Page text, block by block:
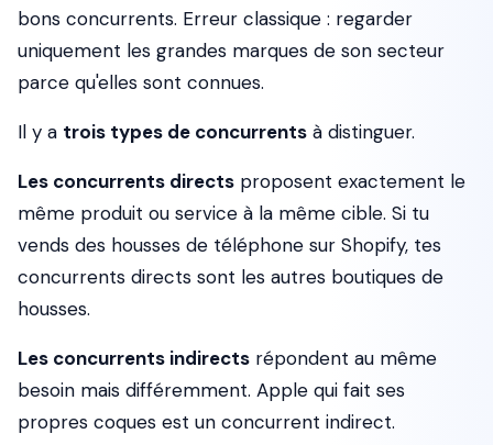
bons concurrents. Erreur classique : regarder
uniquement les grandes marques de son secteur
parce qu'elles sont connues.
Il y a trois types de concurrents à distinguer.
Les concurrents directs proposent exactement le
même produit ou service à la même cible. Si tu
vends des housses de téléphone sur Shopify, tes
concurrents directs sont les autres boutiques de
housses.
Les concurrents indirects répondent au même
besoin mais différemment. Apple qui fait ses
propres coques est un concurrent indirect.